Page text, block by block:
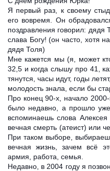
Я первый раз, к своему
его вовремя. Он
поздравления говорил:
слава Богу! (он часто, хотя
дядя Толя)
Мне кажется мы (я, может
32,5 и когда слышу про 41,
тянутся, часы идут, годы
молодость знала, если бы
Про конец 90-х, начало
было недавно, а прошло
вспоминаешь слова
вечная смерть (атеист) или
При таком выборе,
вечная жизнь, зачем всё
армия, работа, семья.
Недавно, в 2004 году я